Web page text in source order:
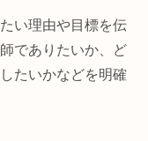
い理由や目標を伝
でありたいか、ど
たいかなどを明確